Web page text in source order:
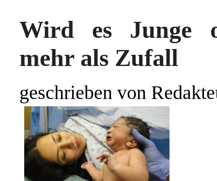
Wird es Junge
mehr als Zufall
geschrieben von